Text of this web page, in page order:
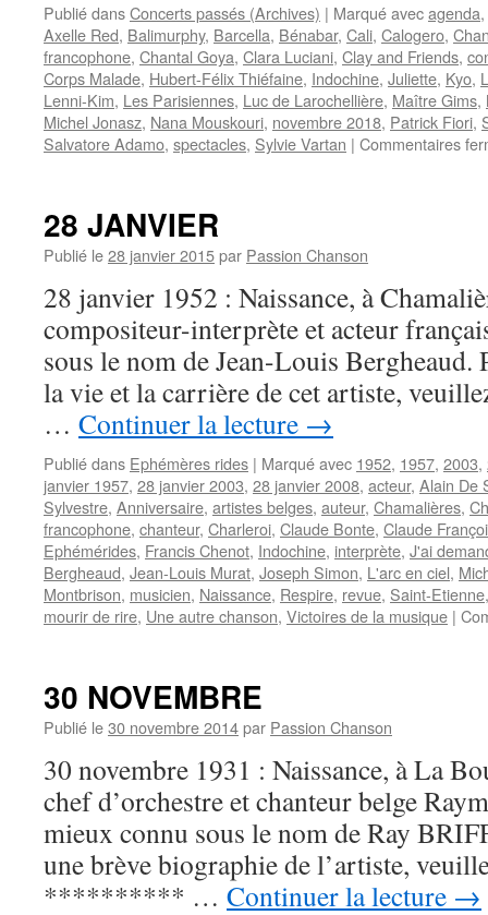
Publié dansConcerts passés (Archives) | Marqué avecagenda,
Axelle Red, Balimurphy, Barcella, Bénabar, Cali, Calogero,
francophone, Chantal Goya, Clara Luciani, Clay and Friends,
Corps Malade, Hubert-Félix Thiéfaine, Indochine, Juliette, Kyo,
Lenni-Kim, Les Parisiennes, Luc de Larochellière, Maître Gims,
Michel Jonasz, Nana Mouskouri, novembre 2018, Patrick Fiori,
Salvatore Adamo, spectacles, Sylvie Vartan | Commentaires
28 JANVIER
Publié le28 janvier 2015par Passion Chanson
28 janvier 1952 : Naissance, à
compositeur-interprète et acteur
sous le nom de Jean-Louis Bergheaud.
la vie et la carrière de cet artiste,
… Continuer la lecture →
Publié dans Ephémères rides | Marqué avec 1952, 1957, 2003,
janvier 1957, 28 janvier 2003, 28 janvier 2008, acteur, Alain De
Sylvestre, Anniversaire, artistes belges, auteur, Chamalières,
francophone, chanteur, Charleroi, Claude Bonte, Claude
Ephémérides, Francis Chenot, Indochine, interprète, J'ai
Bergheaud, Jean-Louis Murat, Joseph Simon, L'arc en ciel,
Montbrison, musicien, Naissance, Respire, revue, Saint-Etienne
mourir de rire, Une autre chanson, Victoires de la musique |
30 NOVEMBRE
Publié le30 novembre 2014par Passion Chanson
30 novembre 1931 : Naissance, à La
chef d’orchestre et chanteur belge
mieux connu sous le nom de Ray
une brève biographie de l’artiste,
********** … Continuer la lecture →